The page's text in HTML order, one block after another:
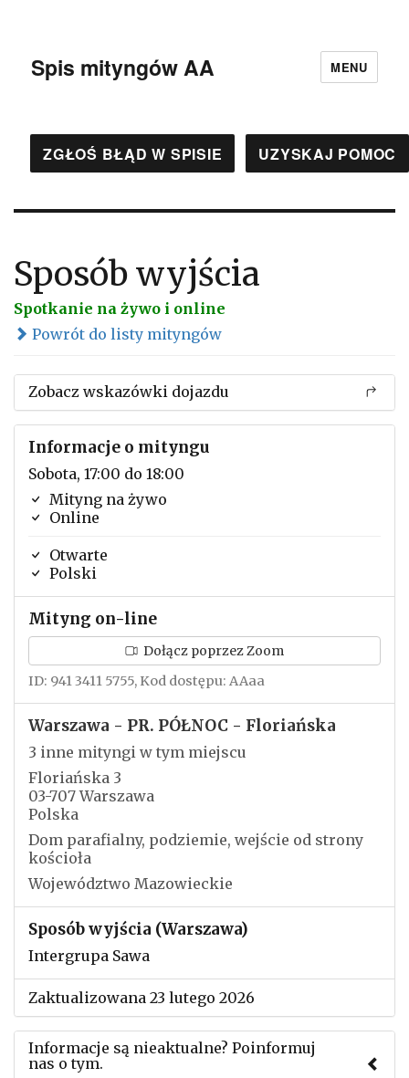
Spis mityngów AA MENU
ZGŁOŚ BŁĄD W SPISIE UZYSKAJ POMOC
Sposób wyjścia
Spotkanie na żywo i online
Powrót do listy mityngów
Zobacz wskazówki dojazdu
Informacje o mityngu
Sobota, 17:00 do 18:00
Mityng na żywo
Online
Otwarte
Polski
Mityng on-line
Dołącz poprzez Zoom
ID: 941 3411 5755, Kod dostępu: AAaa
Warszawa - PR. PÓŁNOC - Floriańska
3 inne mityngi w tym miejscu
Floriańska 3
03-707 Warszawa
Polska
Dom parafialny, podziemie, wejście od strony
kościoła
Województwo Mazowieckie
Sposób wyjścia (Warszawa)
Intergrupa Sawa
Zaktualizowana 23 lutego 2026
Informacje są nieaktualne? Poinformuj
nas o tym.